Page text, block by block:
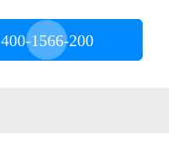
400-1566-200